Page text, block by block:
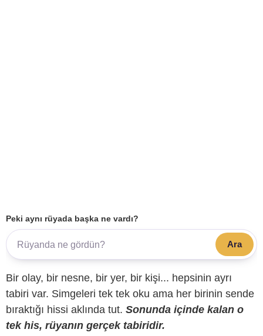
Peki aynı rüyada başka ne vardı?
Ara
Bir olay, bir nesne, bir yer, bir kişi... hepsinin ayrı
tabiri var. Simgeleri tek tek oku ama her birinin sende
bıraktığı hissi aklında tut. Sonunda içinde kalan o
tek his, rüyanın gerçek tabiridir.